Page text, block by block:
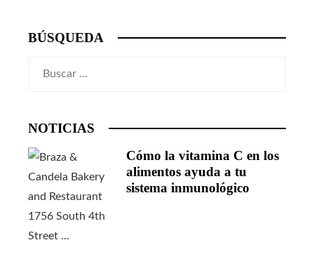
BÚSQUEDA
NOTICIAS
Cómo la vitamina C en los
alimentos ayuda a tu
sistema inmunológico